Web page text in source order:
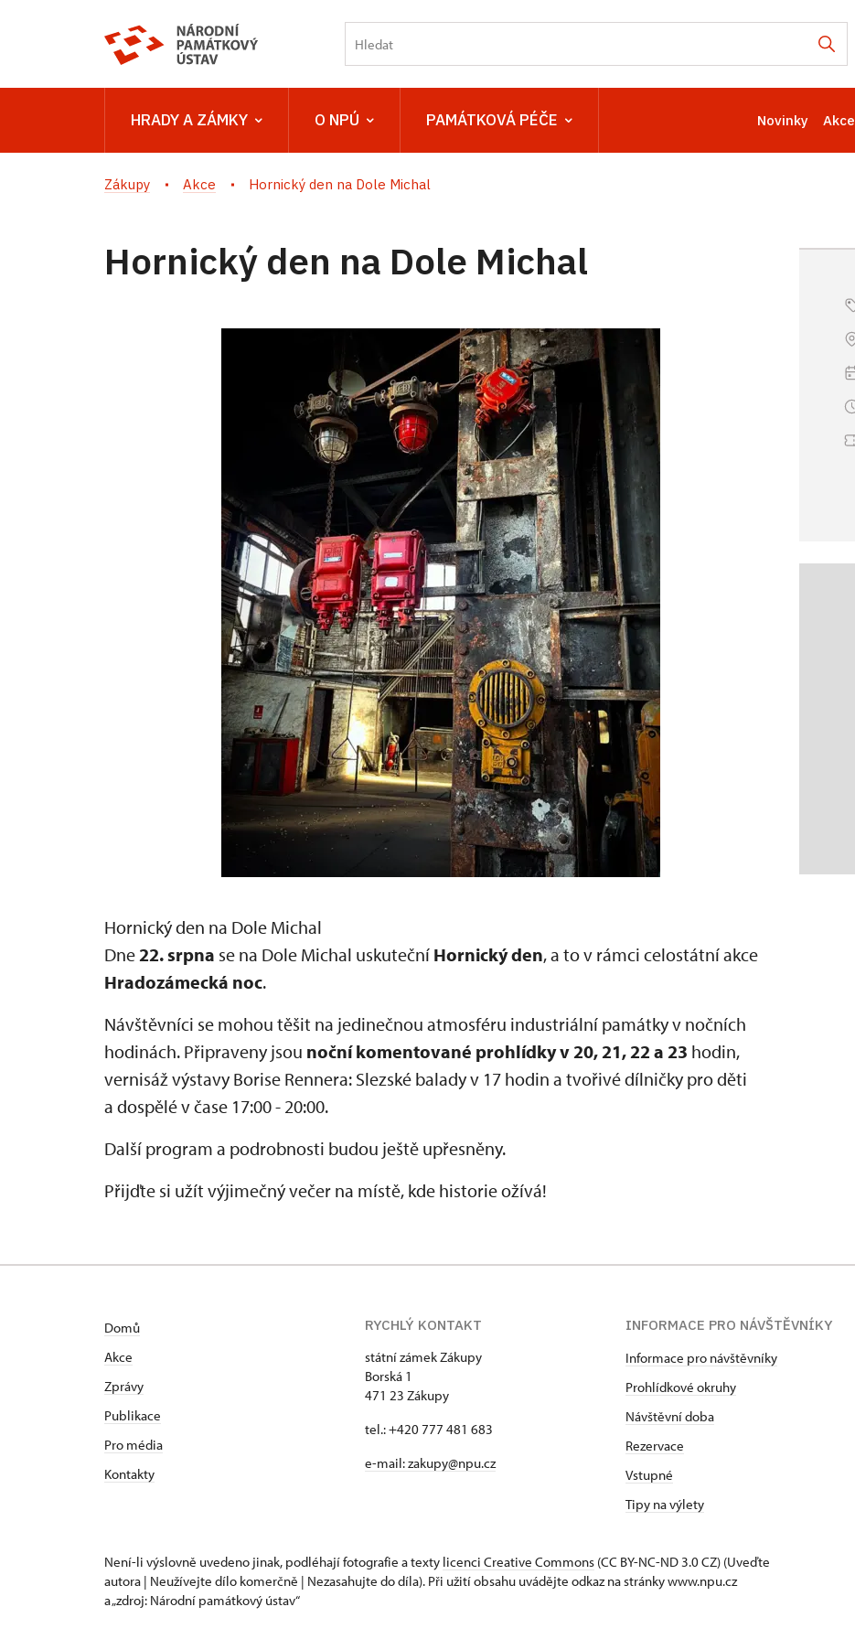
HRADY A ZÁMKY O NPÚ PAMÁTKOVÁ PÉČE Novinky Akce
Zákupy Akce Hornický den na Dole Michal
Hornický den na Dole Michal
Hornický den na Dole Michal
Dne22. srpna se na Dole Michal uskuteční Hornický den, a to v rámci celostátní akce
Hradozámecká noc.
Návštěvníci se mohou těšit na jedinečnou atmosféru industriální památky v nočních
hodinách. Připraveny jsou noční komentované prohlídky v 20, 21, 22 a 23 hodin,
vernisáž výstavy Borise Rennera: Slezské balady v 17 hodin a tvořivé dílničky pro děti
a dospělé v čase 17:00 - 20:00.
Další program a podrobnosti budou ještě upřesněny.
Přijďte si užít výjimečný večer na místě, kde historie ožívá!
Domů
Akce
Zprávy
Publikace
Pro média
Kontakty
RYCHLÝ KONTAKT
státní zámek Zákupy
Borská 1
471 23 Zákupy
tel.: +420 777 481 683
e-mail: zakupy@npu.cz
INFORMACE PRO NÁVŠTĚVNÍKY
Informace pro návštěvníky
Prohlídkové okruhy
Návštěvní doba
Rezervace
Vstupné
Tipy na výlety
Není-li výslovně uvedeno jinak, podléhají fotografie a texty licenci Creative Commons (CC BY-NC-ND 3.0 CZ) (Uveďte
autora | Neužívejte dílo komerčně | Nezasahujte do díla). Při užití obsahu uvádějte odkaz na stránky www.npu.cz
a „zdroj: Národní památkový ústav“